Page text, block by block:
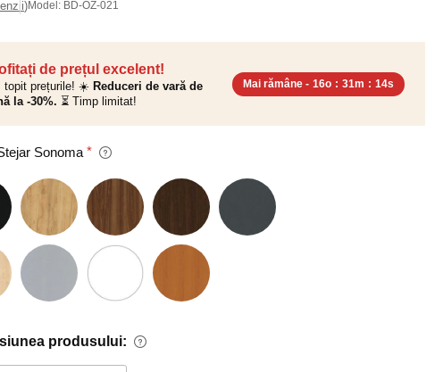
)Model: BD-OZ-021
de prețul excelent!
topit prețurile! ☀️ Reduceri de vară de
la -30%. ⏳ Timp limitat!
Mai rămâne - 16o : 31m : 12s
Sonoma
produsului: